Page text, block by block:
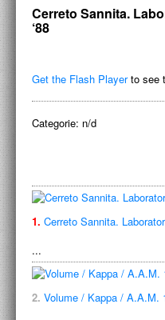
PUBBLICAZIONI
VIDEO
A.A.M. ARCHITETTURA
RECENSIONI GENERALI
Cerreto Sannita.
‘88
Get the Flash Playerto see
Categorie: n/d
1. Cerreto Sannita.
...
2. Volume / Kappa / A.A.M.